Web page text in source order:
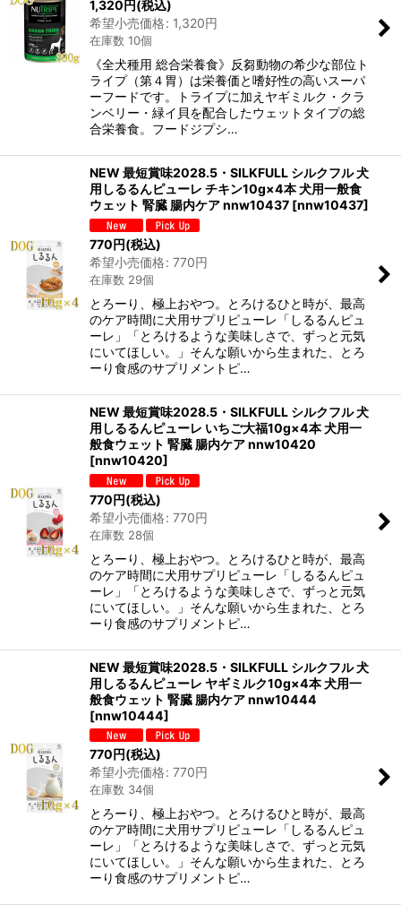
1,320 円(税込)
希望小売価格: 1,320円
在庫数 10個
《全犬種用 総合栄養食》反芻動物の希少な部位ト
ライプ（第４胃）は栄養価と嗜好性の高いスーパ
ーフードです。トライプに加えヤギミルク・クラ
ンベリー・緑イ貝を配合したウェットタイプの総
合栄養食。フードジプシ…
NEW 最短賞味2028.5・SILKFULL シルクフル 犬
用しるるんピューレ チキン10g×4本 犬用一般食
ウェット 腎臓 腸内ケア nnw10437 [nnw10437]
770円(税込)
希望小売価格: 770円
在庫数 29個
とろーり、極上おやつ。とろけるひと時が、最高
のケア時間に犬用サプリピューレ「しるるんピュ
ーレ」「とろけるような美味しさで、ずっと元気
にいてほしい。」そんな願いから生まれた、とろ
ーり食感のサプリメントピ…
NEW 最短賞味2028.5・SILKFULL シルクフル 犬
用しるるんピューレ いちご大福10g×4本 犬用一
般食ウェット 腎臓 腸内ケア nnw10420
[nnw10420]
770円(税込)
希望小売価格: 770円
在庫数 28個
とろーり、極上おやつ。とろけるひと時が、最高
のケア時間に犬用サプリピューレ「しるるんピュ
ーレ」「とろけるような美味しさで、ずっと元気
にいてほしい。」そんな願いから生まれた、とろ
ーり食感のサプリメントピ…
NEW 最短賞味2028.5・SILKFULL シルクフル 犬
用しるるんピューレ ヤギミルク10g×4本 犬用一
般食ウェット 腎臓 腸内ケア nnw10444
[nnw10444]
770 円(税込)
希望小売価格: 770円
在庫数 34個
とろーり、極上おやつ。とろけるひと時が、最高
のケア時間に犬用サプリピューレ「しるるんピュ
ーレ」「とろけるような美味しさで、ずっと元気
にいてほしい。」そんな願いから生まれた、とろ
ーり食感のサプリメントピ…